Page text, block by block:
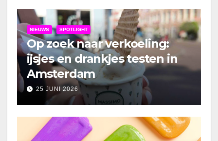
NIEUWS SPOTLIGHT
Op zoek naar verkoeling:
ijsjes en drankjes testen in
Amsterdam
25 JUNI 2026